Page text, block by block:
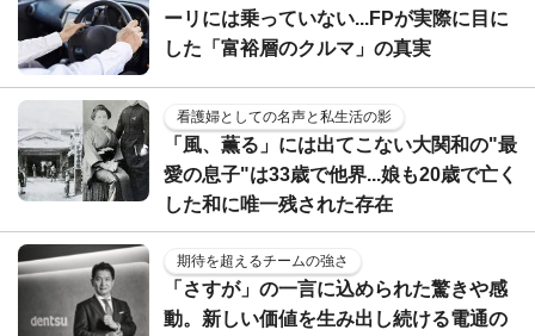
ーリには乗っていない...FPが実際に目に
した「富裕層のクルマ」の真実
看護婦としての名声と私生活の影
「風、薫る」には出てこない大関和の"最
愛の息子"は33歳で他界...娘も20歳で亡く
した和に唯一残された存在
期待を超えるチームの強さ
「さすが」の一言に込められた驚きや感
動。新しい価値を生み出し続ける電通の